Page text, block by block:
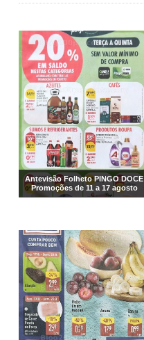
Antevisão Folheto PINGO DOCE
Promoções de 11 a 17 agosto